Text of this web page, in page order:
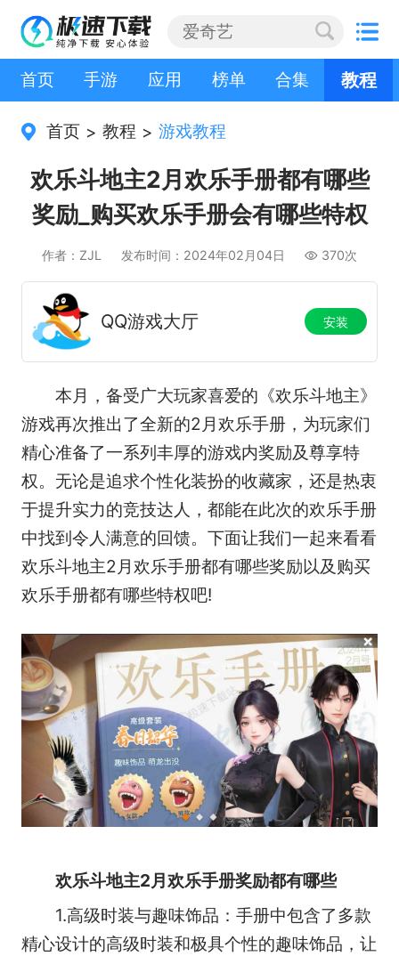
首页 手游 应用 榜单 合集 教程
首页 > 教程 > 游戏教程
欢乐斗地主2月欢乐手册都有哪些
奖励_购买欢乐手册会有哪些特权
作者：ZJL 发布时间：2024年02月04日 370次
QQ游戏大厅 安装
本月，备受广大玩家喜爱的《欢乐斗地主》
游戏再次推出了全新的2月欢乐手册，为玩家们
精心准备了一系列丰厚的游戏内奖励及尊享特
权。无论是追求个性化装扮的收藏家，还是热衷
于提升实力的竞技达人，都能在此次的欢乐手册
中找到令人满意的回馈。下面让我们一起来看看
欢乐斗地主2月欢乐手册都有哪些奖励以及购买
欢乐手册都有哪些特权吧!
欢乐斗地主2月欢乐手册奖励都有哪些
1.高级时装与趣味饰品：手册中包含了多款
精心设计的高级时装和极具个性的趣味饰品，让